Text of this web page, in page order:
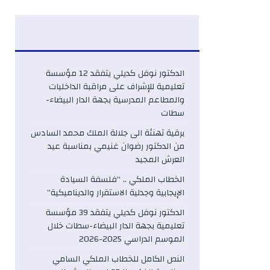
الدكتور نوفل كديلي يتفقد 12 مؤسسة
تعليمية للإشراف على مراقبة الداخليات
والمطاعم المدرسية بجهة الدار البيضاء-
سطات
برقية تهنئة الى جلالة الملك محمد السادس
من الدكتور رضوان غنيمي بمناسبة عيد
العرش المجيد
الخطاب الملكي .. “فلسفة السيادة
الإيجابية وجدلية الاستقرار والديناميكية”
الدكتور نوفل كديلي يتفقد 39 مؤسسة
تعليمية بجهة الدار البيضاء-سطات خلال
الموسم الدراسي 2025-2026
النص الكامل للخطاب الملكي السامي